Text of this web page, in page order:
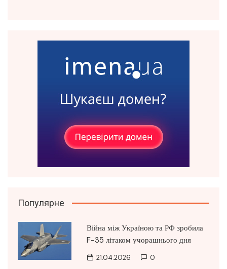
Популярне
Війна між Україною та РФ зробила
F-35 літаком учорашнього дня
21.04.2026 0